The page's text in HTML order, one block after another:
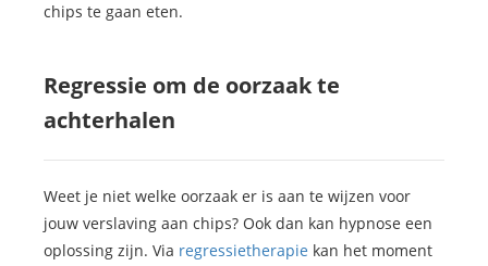
chips te gaan eten.
Regressie om de oorzaak te
achterhalen
Weet je niet welke oorzaak er is aan te wijzen voor
jouw verslaving aan chips? Ook dan kan hypnose een
oplossing zijn. Via regressietherapie kan het moment